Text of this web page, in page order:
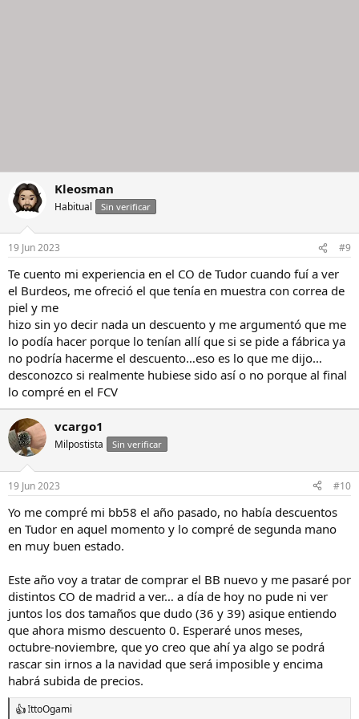
Kleosman
Habitual Sin verificar
19 Jun 2023 #9
Te cuento mi experiencia en el CO de Tudor cuando fuí a ver
el Burdeos, me ofreció el que tenía en muestra con correa de
piel y me
hizo sin yo decir nada un descuento y me argumentó que me
lo podía hacer porque lo tenían allí que si se pide a fábrica ya
no podría hacerme el descuento…eso es lo que me dijo…
desconozco si realmente hubiese sido así o no porque al final
lo compré en el FCV
vcargo1
Milpostista Sin verificar
19 Jun 2023 #10
Yo me compré mi bb58 el año pasado, no había descuentos
en Tudor en aquel momento y lo compré de segunda mano
en muy buen estado.
Este año voy a tratar de comprar el BB nuevo y me pasaré por
distintos CO de madrid a ver… a día de hoy no pude ni ver
juntos los dos tamaños que dudo (36 y 39) asique entiendo
que ahora mismo descuento 0. Esperaré unos meses,
octubre-noviembre, que yo creo que ahí ya algo se podrá
rascar sin irnos a la navidad que será imposible y encima
habrá subida de precios.
R
IttoOgami